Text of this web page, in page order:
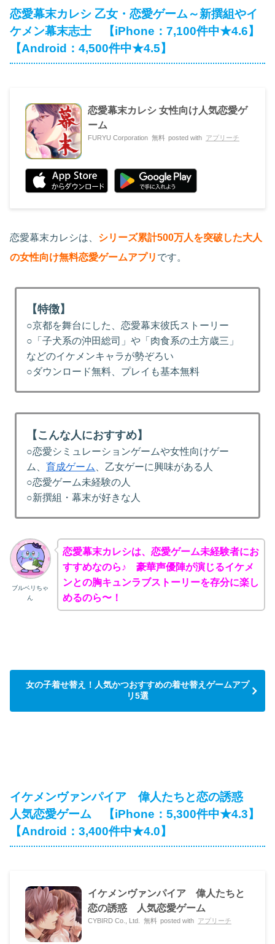
恋愛幕末カレシ 乙女・恋愛ゲーム～新撰組やイ
ケメン幕末志士 【iPhone：7,100件中★4.6】
【Android：4,500件中★4.5】
恋愛幕末カレシ 女性向け人気恋愛ゲ
ーム
FURYU Corporation 無料 posted with アプリーチ
恋愛幕末カレシは、 シリーズ累計500万人を突破した大人
の女性向け無料恋愛ゲームアプリ です。
【特徴】
○京都を舞台にした、恋愛幕末彼氏ストーリー
○「子犬系の沖田総司」や「肉食系の土方歳三」
などのイケメンキャラが勢ぞろい
○ダウンロード無料、プレイも基本無料
【こんな人におすすめ】
○恋愛シミュレーションゲームや女性向けゲー
ム、育成ゲーム
、乙女ゲーに興味がある人
○恋愛ゲーム未経験の人
○新撰組・幕末が好きな人
ブルベリちゃ
ん
恋愛幕末カレシは、恋愛ゲーム未経験者にお
すすめなのら♪ 豪華声優陣が演じるイケメ
ンとの胸キュンラブストーリーを存分に楽し
めるのら〜！
女の子着せ替え！人気かつおすすめの着せ替えゲームアプ
リ5選
イケメンヴァンパイア 偉人たちと恋の誘惑
人気恋愛ゲーム 【iPhone：5,300件中★4.3】
【Android：3,400件中★4.0】
イケメンヴァンパイア 偉人たちと
恋の誘惑 人気恋愛ゲー‪ム‬
CYBIRD Co., Ltd. 無料 posted with アプリーチ